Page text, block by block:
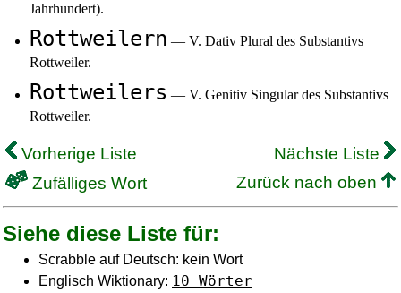
Jahrhundert).
Rottweilern — V. Dativ Plural des Substantivs
Rottweiler.
Rottweilers — V. Genitiv Singular des Substantivs
Rottweiler.
Vorherige Liste
Nächste Liste
Zufälliges Wort
Zurück nach oben
Siehe diese Liste für:
Scrabble auf Deutsch: kein Wort
Englisch Wiktionary: 10 Wörter